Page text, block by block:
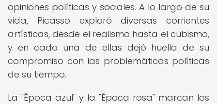
opiniones políticas y sociales. A lo largo de su
vida, Picasso exploró diversas corrientes
artísticas, desde el realismo hasta el cubismo,
y en cada una de ellas dejó huella de su
compromiso con las problemáticas políticas
de su tiempo.
La "Época azul" y la "Época rosa" marcan los